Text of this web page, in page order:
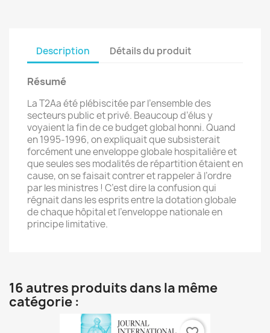
Description Détails du produit
Résumé
La T2Aa été plébiscitée par l’ensemble des
secteurs public et privé. Beaucoup d’élus y
voyaient la fin de ce budget global honni. Quand
en 1995-1996, on expliquait que subsisterait
forcément une enveloppe globale hospitalière et
que seules ses modalités de répartition étaient en
cause, on se faisait contrer et rappeler à l’ordre
par les ministres ! C’est dire la confusion qui
régnait dans les esprits entre la dotation globale
de chaque hôpital et l’enveloppe nationale en
principe limitative.
16 autres produits dans la même
catégorie :